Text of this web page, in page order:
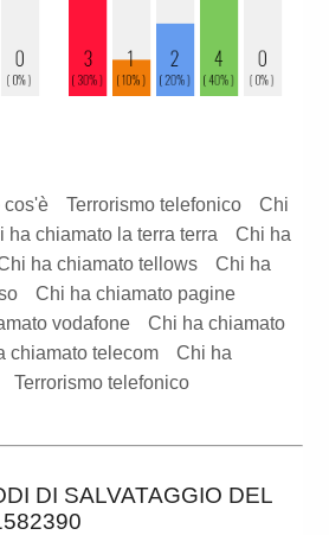
cos'è Terrorismo telefonico
Chi
ha chiamato la terra terra
Chi ha
ha chiamato tellows
Chi ha
Chi ha chiamato pagine
vodafone
Chi ha chiamato
chiamato telecom
Chi ha
Terrorismo telefonico
DI SALVATAGGIO DEL